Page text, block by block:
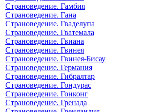
Страноведение. Гамбия
Страноведение. Гана
Страноведение. Гваделупа
Страноведение. Гватемала
Страноведение. Гвиана
Страноведение. Гвинея
Страноведение. Гвинея-Бисау
Страноведение. Германия
Страноведение. Гибралтар
Страноведение. Гондурас
Страноведение. Гонконг
Страноведение. Гренада